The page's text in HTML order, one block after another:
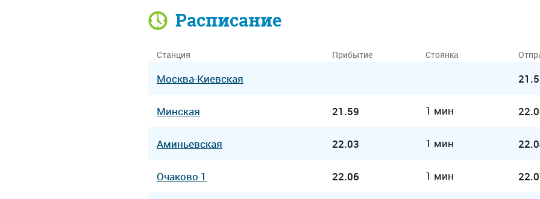
Расписание
Станция Прибытие Стоянка
Москва-Киевская
Минская 21.59 1 мин
Аминьевская 22.03 1 мин
Очаково 1 22.06 1 мин